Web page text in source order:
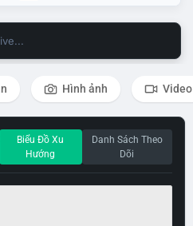
Hình ảnh Video
Biểu Đồ Xu
Hướng
Danh Sách Theo
Dõi